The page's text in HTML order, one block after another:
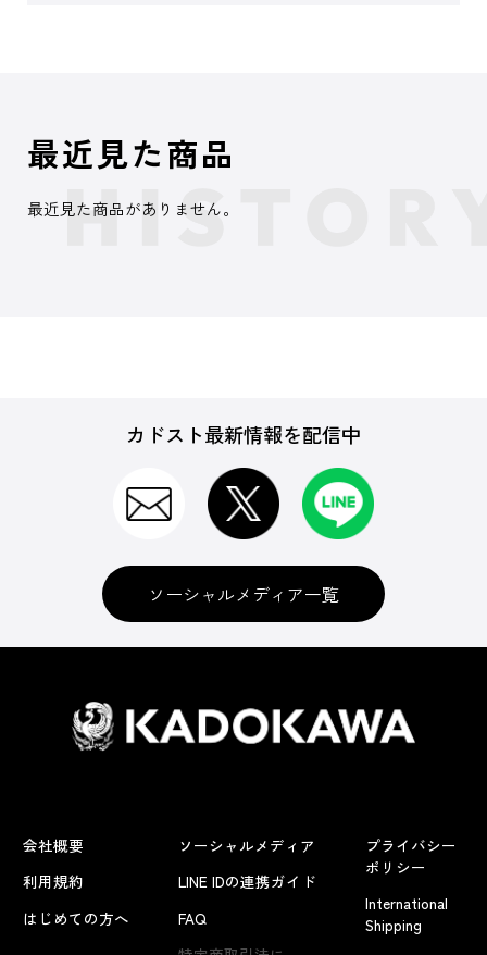
最近見た商品
最近見た商品がありません。
カドスト最新情報を配信中
ソーシャルメディア一覧
会社概要
利用規約
はじめての方へ
ソーシャルメディア
LINE IDの連携ガイド
FAQ
プライバシー
ポリシー
International
Shipping